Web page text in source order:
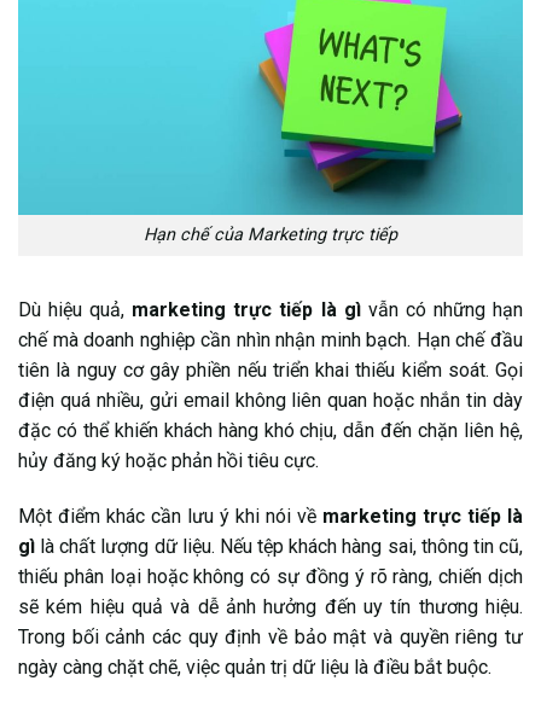
Hạn chế của Marketing trực tiếp
Dù hiệu quả, marketing trực tiếp là gìvẫn có những hạn
chế mà doanh nghiệp cần nhìn nhận minh bạch. Hạn chế đầu
tiên là nguy cơ gây phiền nếu triển khai thiếu kiểm soát. Gọi
điện quá nhiều, gửi email không liên quan hoặc nhắn tin dày
đặc có thể khiến khách hàng khó chịu, dẫn đến chặn liên hệ,
hủy đăng ký hoặc phản hồi tiêu cực.
Một điểm khác cần lưu ý khi nói về marketing trực tiếp là
gì là chất lượng dữ liệu. Nếu tệp khách hàng sai, thông tin cũ,
thiếu phân loại hoặc không có sự đồng ý rõ ràng, chiến dịch
sẽ kém hiệu quả và dễ ảnh hưởng đến uy tín thương hiệu.
Trong bối cảnh các quy định về bảo mật và quyền riêng tư
ngày càng chặt chẽ, việc quản trị dữ liệu là điều bắt buộc.